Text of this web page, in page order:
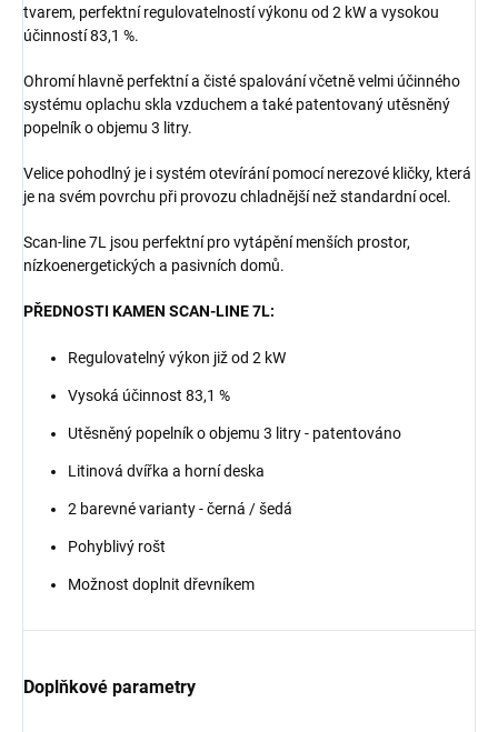
tvarem, perfektní regulovatelností výkonu od 2 kW a vysokou
účinností 83,1 %.
Ohromí hlavně perfektní a čisté spalování včetně velmi účinného
systému oplachu skla vzduchem a také patentovaný utěsněný
popelník o objemu 3 litry.
Velice pohodlný je i systém otevírání pomocí nerezové kličky, která
je na svém povrchu při provozu chladnější než standardní ocel.
Scan-line 7L jsou perfektní pro vytápění menších prostor,
nízkoenergetických a pasivních domů.
PŘEDNOSTI KAMEN SCAN-LINE 7L:
Regulovatelný výkon již od 2 kW
Vysoká účinnost 83,1 %
Utěsněný popelník o objemu 3 litry - patentováno
Litinová dvířka a horní deska
2 barevné varianty - černá / šedá
Pohyblivý rošt
Možnost doplnit dřevníkem
Doplňkové parametry